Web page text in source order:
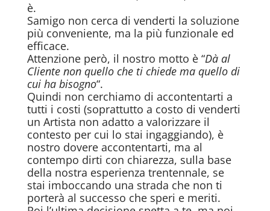
è.
Samigo non cerca di venderti la soluzione
più conveniente, ma la più funzionale ed
efficace.
Attenzione però, il nostro motto è “Dà al
Cliente non quello che ti chiede ma quello di
cui ha bisogno“.
Quindi non cerchiamo di accontentarti a
tutti i costi (soprattutto a costo di venderti
un Artista non adatto a valorizzare il
contesto per cui lo stai ingaggiando), è
nostro dovere accontentarti, ma al
contempo dirti con chiarezza, sulla base
della nostra esperienza trentennale, se
stai imboccando una strada che non ti
porterà al successo che speri e meriti.